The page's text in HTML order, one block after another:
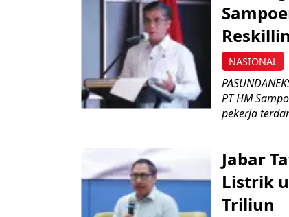
NASIONAL
PT HM
pekerja
Jabar
Listrik
Triliun